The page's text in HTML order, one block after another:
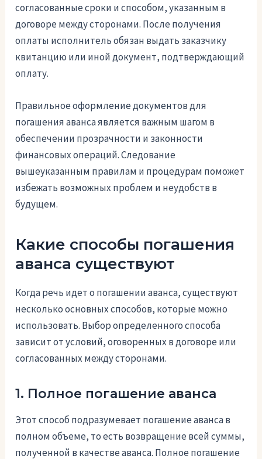
согласованные сроки и способом, указанным в
договоре между сторонами. После получения
оплаты исполнитель обязан выдать заказчику
квитанцию или иной документ, подтверждающий
оплату.
Правильное оформление документов для
погашения аванса является важным шагом в
обеспечении прозрачности и законности
финансовых операций. Следование
вышеуказанным правилам и процедурам поможет
избежать возможных проблем и неудобств в
будущем.
Какие способы погашения
аванса существуют
Когда речь идет о погашении аванса, существуют
несколько основных способов, которые можно
использовать. Выбор определенного способа
зависит от условий, оговоренных в договоре или
согласованных между сторонами.
1. Полное погашение аванса
Этот способ подразумевает погашение аванса в
полном объеме, то есть возвращение всей суммы,
полученной в качестве аванса. Полное погашение